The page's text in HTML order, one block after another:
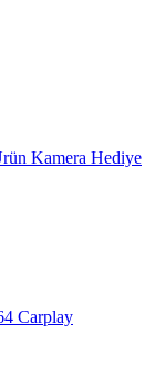
Kamera Hediye
Carplay